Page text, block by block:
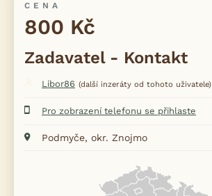
CENA
800 Kč
Zadavatel - Kontakt
Libor86 (další inzeráty od tohoto uživatele)
Pro zobrazení telefonu se přihlaste
Podmyče, okr. Znojmo